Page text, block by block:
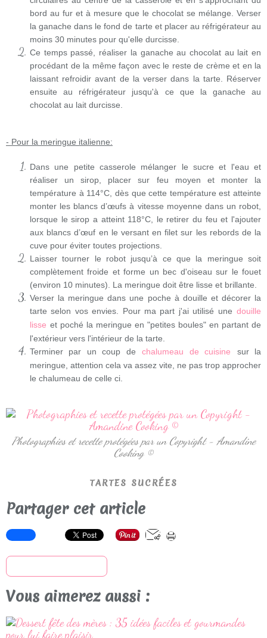
bord au fur et à mesure que le chocolat se mélange. Verser
la ganache dans le fond de tarte et placer au réfrigérateur au
moins 30 minutes pour qu'elle durcisse.
Ce temps passé, réaliser la ganache au chocolat au lait en
procédant de la même façon avec le reste de crème et en la
laissant refroidir avant de la verser dans la tarte. Réserver
ensuite au réfrigérateur jusqu'à ce que la ganache au
chocolat au lait durcisse.
- Pour la meringue italienne:
Dans une petite casserole mélanger le sucre et l'eau et
réaliser un sirop, placer sur feu moyen et monter la
température à 114°C, dès que cette température est atteinte
monter les blancs d’œufs à vitesse moyenne dans un robot,
lorsque le sirop a atteint 118°C, le retirer du feu et l'ajouter
aux blancs d’œuf en le versant en filet sur les rebords de la
cuve pour éviter toutes projections.
Laisser tourner le robot jusqu’à ce que la meringue soit
complètement froide et forme un bec d'oiseau sur le fouet
(environ 10 minutes). La meringue doit être lisse et brillante.
Verser la meringue dans une poche à douille et décorer la
tarte selon vos envies. Pour ma part j'ai utilisé une douille
lisse et poché la meringue en "petites boules" en partant de
l'extérieur vers l'intérieur de la tarte.
Terminer par un coup de
chalumeau de cuisine
sur la
meringue, attention cela va assez vite, ne pas trop approcher
le chalumeau de celle ci.
Photographies et recette protégées par un Copyright - Amandine
Cooking ©
TARTES SUCRÉES
Partager cet article
Vous aimerez aussi :